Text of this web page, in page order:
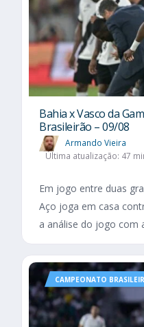
Bahia x Vasco da
Brasileirão – 09/08
Armando Vieira
Última atualização: 47
Em jogo entre duas
Aço joga em casa
a análise do jogo com
CAMPEONATO